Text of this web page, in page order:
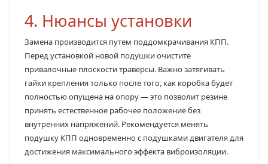
4. Нюансы установки
Замена производится путем поддомкрачивания КПП.
Перед установкой новой подушки очистите
привалочные плоскости траверсы. Важно затягивать
гайки крепления только после того, как коробка будет
полностью опущена на опору — это позволит резине
принять естественное рабочее положение без
внутренних напряжений. Рекомендуется менять
подушку КПП одновременно с подушками двигателя для
достижения максимального эффекта виброизоляции.